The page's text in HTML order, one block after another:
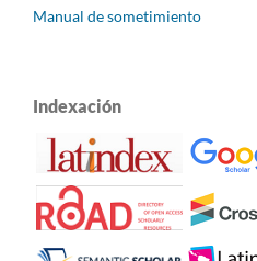
Manual de sometimiento
Indexación